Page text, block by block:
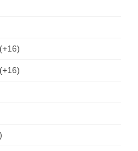
+16
+16